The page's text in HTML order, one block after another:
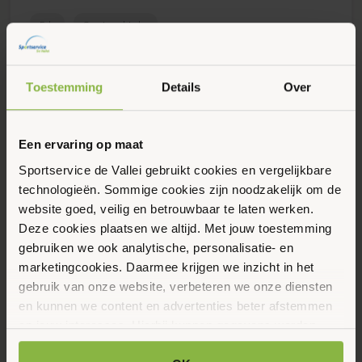
Toestemming Details Over
Een ervaring op maat
Sportservice de Vallei gebruikt cookies en vergelijkbare
technologieën. Sommige cookies zijn noodzakelijk om de
website goed, veilig en betrouwbaar te laten werken.
Deze cookies plaatsen we altijd. Met jouw toestemming
gebruiken we ook analytische, personalisatie- en
marketingcookies. Daarmee krijgen we inzicht in het
gebruik van onze website, verbeteren we onze diensten
en kunnen we content en advertenties beter afstemmen
op jouw interesses. Hierbij kunnen gegevens worden
gedeeld met externe partners.
Ede Sportaanbieder
Bergstraat 5, Wageningen, 6701 AB, Nederland
Sportaanbieder Wageningen
Climax Atletiekvereniging Ede